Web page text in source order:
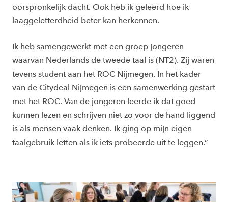
oorspronkelijk dacht. Ook heb ik geleerd hoe ik
laaggeletterdheid beter kan herkennen.
Ik heb samengewerkt met een groep jongeren
waarvan Nederlands de tweede taal is (NT2). Zij waren
tevens student aan het ROC Nijmegen. In het kader
van de Citydeal Nijmegen is een samenwerking gestart
met het ROC. Van de jongeren leerde ik dat goed
kunnen lezen en schrijven niet zo voor de hand liggend
is als mensen vaak denken. Ik ging op mijn eigen
taalgebruik letten als ik iets probeerde uit te leggen.”